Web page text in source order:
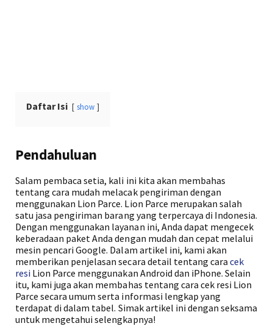
Daftar Isi show
Pendahuluan
Salam pembaca setia, kali ini kita akan membahas
tentang cara mudah melacak pengiriman dengan
menggunakan Lion Parce. Lion Parce merupakan salah
satu jasa pengiriman barang yang terpercaya di Indonesia.
Dengan menggunakan layanan ini, Anda dapat mengecek
keberadaan paket Anda dengan mudah dan cepat melalui
mesin pencari Google. Dalam artikel ini, kami akan
memberikan penjelasan secara detail tentang cara cek
resi Lion Parce menggunakan Android dan iPhone. Selain
itu, kami juga akan membahas tentang cara cek resi Lion
Parce secara umum serta informasi lengkap yang
terdapat di dalam tabel. Simak artikel ini dengan seksama
untuk mengetahui selengkapnya!